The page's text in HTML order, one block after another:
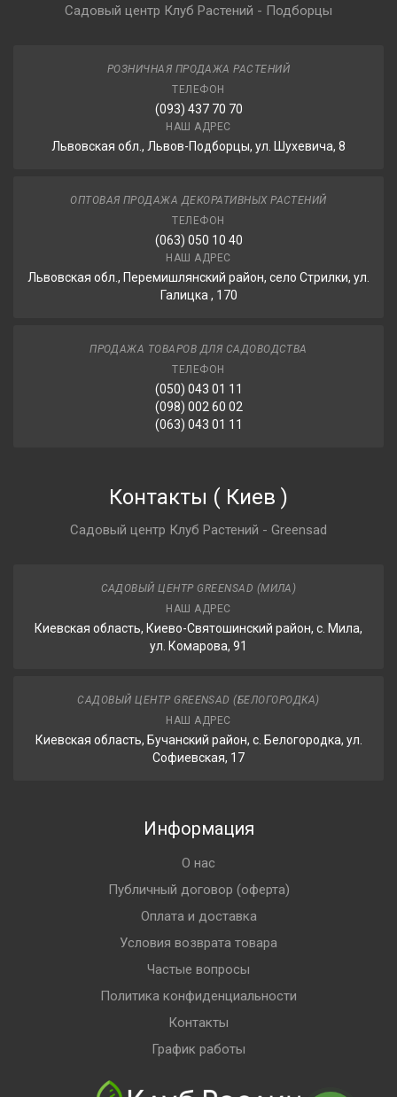
Садовый центр Клуб Растений - Подборцы
РОЗНИЧНАЯ ПРОДАЖА РАСТЕНИЙ
ТЕЛЕФОН
(093) 437 70 70
НАШ АДРЕС
Львовская обл., Львов-Подборцы, ул. Шухевича, 8
ОПТОВАЯ ПРОДАЖА ДЕКОРАТИВНЫХ РАСТЕНИЙ
ТЕЛЕФОН
(063) 050 10 40
НАШ АДРЕС
Львовская обл., Перемишлянский район, село Стрилки, ул.
Галицка , 170
ПРОДАЖА ТОВАРОВ ДЛЯ САДОВОДСТВА
ТЕЛЕФОН
(050) 043 01 11
(098) 002 60 02
(063) 043 01 11
Контакты ( Киев )
Садовый центр Клуб Растений - Greensad
САДОВЫЙ ЦЕНТР GREENSAD (МИЛА)
НАШ АДРЕС
Киевская область, Киево-Святошинский район, с. Мила,
ул. Комарова, 91
САДОВЫЙ ЦЕНТР GREENSAD (БЕЛОГОРОДКА)
НАШ АДРЕС
Киевская область, Бучанский район, с. Белогородка, ул.
Софиевская, 17
Информация
О нас
Публичный договор (оферта)
Оплата и доставка
Условия возврата товара
Частые вопросы
Политика конфиденциальности
Контакты
График работы